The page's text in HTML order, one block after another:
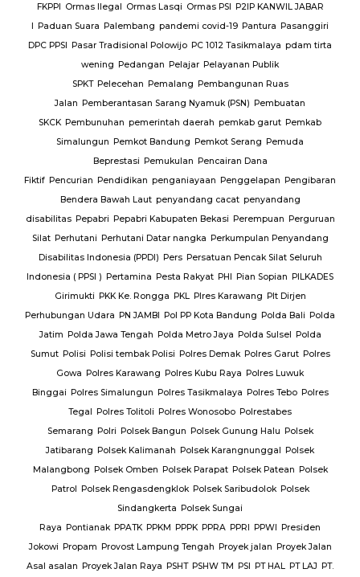
FKPPI Ormas Ilegal Ormas Lasqi Ormas PSI P2IP KANWIL JABAR
I Paduan Suara Palembang pandemi covid-19 Pantura Pasanggiri
DPC PPSI Pasar Tradisional Polowijo PC 1012 Tasikmalaya pdam tirta
wening Pedangan Pelajar Pelayanan Publik
SPKT Pelecehan Pemalang Pembangunan Ruas
Jalan Pemberantasan Sarang Nyamuk (PSN) Pembuatan
SKCK Pembunuhan pemerintah daerah pemkab garut Pemkab
Simalungun Pemkot Bandung Pemkot Serang Pemuda
Beprestasi Pemukulan Pencairan Dana
Fiktif Pencurian Pendidikan penganiayaan Penggelapan Pengibaran
Bendera Bawah Laut penyandang cacat penyandang
disabilitas Pepabri Pepabri Kabupaten Bekasi Perempuan Perguruan
Silat Perhutani Perhutani Datar nangka Perkumpulan Penyandang
Disabilitas Indonesia (PPDI) Pers Persatuan Pencak Silat Seluruh
Indonesia ( PPSI ) Pertamina Pesta Rakyat PHI Pian Sopian PILKADES
Girimukti PKK Ke. Rongga PKL Plres Karawang Plt Dirjen
Perhubungan Udara PN JAMBI Pol PP Kota Bandung Polda Bali Polda
Jatim Polda Jawa Tengah Polda Metro Jaya Polda Sulsel Polda
Sumut Polisi Polisi tembak Polisi Polres Demak Polres Garut Polres
Gowa Polres Karawang Polres Kubu Raya Polres Luwuk
Binggai Polres Simalungun Polres Tasikmalaya Polres Tebo Polres
Tegal Polres Tolitoli Polres Wonosobo Polrestabes
Semarang Polri Polsek Bangun Polsek Gunung Halu Polsek
Jatibarang Polsek Kalimanah Polsek Karangnunggal Polsek
Malangbong Polsek Omben Polsek Parapat Polsek Patean Polsek
Patrol Polsek Rengasdengklok Polsek Saribudolok Polsek
Sindangkerta Polsek Sungai
Raya Pontianak PPATK PPKM PPPK PPRA PPRI PPWI Presiden
Jokowi Propam Provost Lampung Tengah Proyek jalan Proyek Jalan
Asal asalan Proyek Jalan Raya PSHT PSHW TM PSI PT HAL PT LAJ PT.